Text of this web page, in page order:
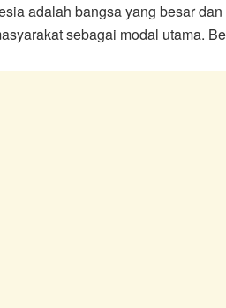
adalah bangsa yang besar
sebagai modal utama.